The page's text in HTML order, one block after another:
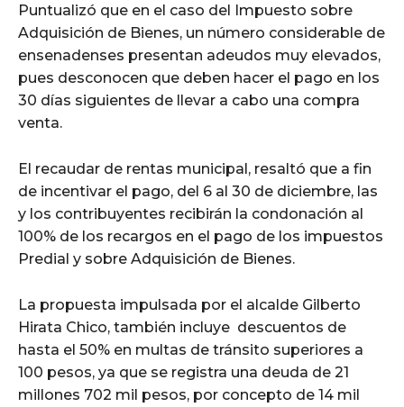
Puntualizó que en el caso del Impuesto sobre
Adquisición de Bienes, un número considerable de
ensenadenses presentan adeudos muy elevados,
pues desconocen que deben hacer el pago en los
30 días siguientes de llevar a cabo una compra
venta.
El recaudar de rentas municipal, resaltó que a fin
de incentivar el pago, del 6 al 30 de diciembre, las
y los contribuyentes recibirán la condonación al
100% de los recargos en el pago de los impuestos
Predial y sobre Adquisición de Bienes.
La propuesta impulsada por el alcalde Gilberto
Hirata Chico, también incluye descuentos de
hasta el 50% en multas de tránsito superiores a
100 pesos, ya que se registra una deuda de 21
millones 702 mil pesos, por concepto de 14 mil